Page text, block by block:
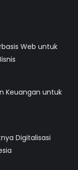
Web untuk
Keuangan untuk
Digitalisasi